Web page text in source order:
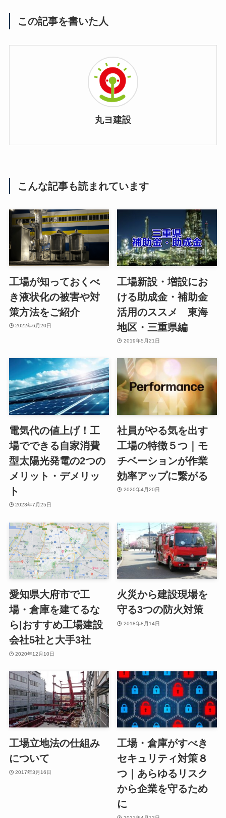
この記事を書いた人
丸ヨ建設
こんな記事も読まれています
工場が知っておくべ
き液状化の被害や対
策方法をご紹介
2022年6月20日
工場新設・増設にお
ける助成金・補助金
活用のススメ 東海
地区・三重県編
2019年5月21日
電気代の値上げ！工
場でできる自家消費
型太陽光発電の2つの
メリット・デメリッ
ト
2023年7月25日
社員がやる気を出す
工場の特徴５つ｜モ
チベーションが作業
効率アップに繋がる
2020年4月20日
愛知県大府市で工
場・倉庫を建てるな
ら|おすすめ工場建設
会社5社と大手3社
2020年12月10日
火災から建設現場を
守る3つの防火対策
2018年8月14日
工場立地法の仕組み
について
2017年3月16日
工場・倉庫がすべき
セキュリティ対策８
つ｜あらゆるリスク
から企業を守るため
に